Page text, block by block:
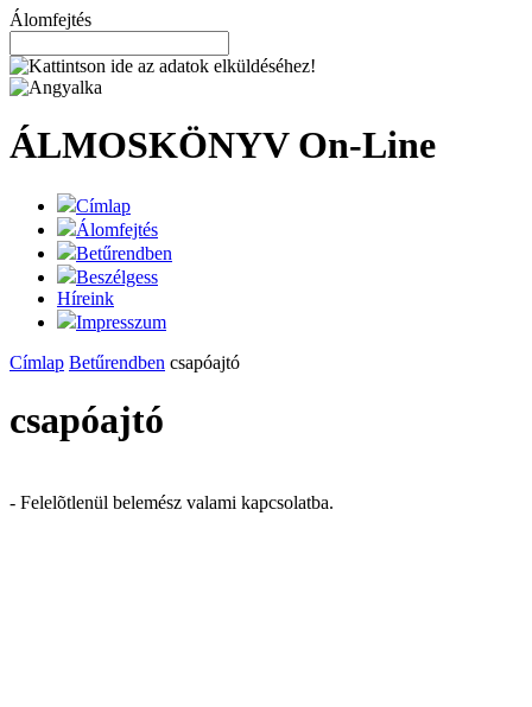
Álomfejtés
ÁLMOSKÖNYV On-Line
Címlap
Álomfejtés
Betűrendben
Beszélgess
Híreink
Impresszum
Címlap Betűrendben csapóajtó
csapóajtó
- Felelõtlenül belemész valami kapcsolatba.